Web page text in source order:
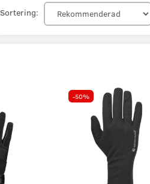
Sortering:
-50%